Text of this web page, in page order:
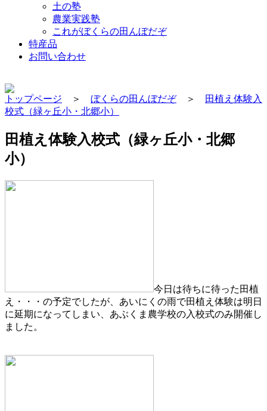
土の塾
農業実践塾
これがぼくらの田んぼだぞ
特産品
お問い合わせ
トップページ ＞ ぼくらの田んぼだぞ＞
田植え体験入
校式（緑ヶ丘小・北郷小）
田植え体験入校式（緑ヶ丘小・北郷
小）
今日は待ちに待った田植
え・・・の予定でしたが、あいにくの雨で田植え体験は明日
に延期になってしまい、あぶくま農学校の入校式のみ開催し
ました。